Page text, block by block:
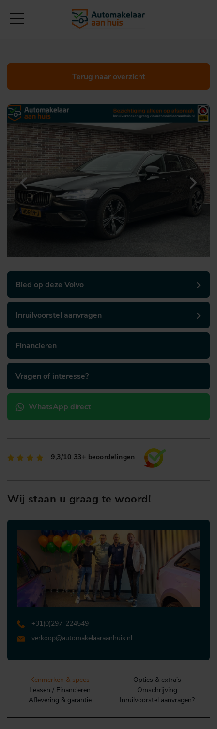
Terug naar overzicht
Bied op deze Volvo
Inruilvoorstel aanvragen
Financieren
Vragen of interesse?
WhatsApp direct
9,3/10 33+ beoordelingen
Wij staan u graag te woord!
+31 (0)297-224549
verkoop@automakelaaraanhuis.nl
Kenmerken & specs
Opties & extra’s
Leasen / Financieren
Omschrijving
Aflevering & garantie
Inruilvoorstel aanvragen?